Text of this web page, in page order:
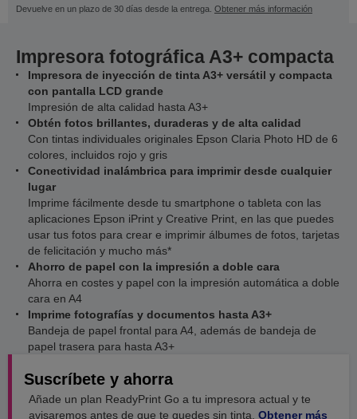
Devuelve en un plazo de 30 días desde la entrega. Obtener más información
Impresora fotográfica A3+ compacta
Impresora de inyección de tinta A3+ versátil y compacta
con pantalla LCD grande
Impresión de alta calidad hasta A3+
Obtén fotos brillantes, duraderas y de alta calidad
Con tintas individuales originales Epson Claria Photo HD de 6
colores, incluidos rojo y gris
Conectividad inalámbrica para imprimir desde cualquier
lugar
Imprime fácilmente desde tu smartphone o tableta con las
aplicaciones Epson iPrint y Creative Print, en las que puedes
usar tus fotos para crear e imprimir álbumes de fotos, tarjetas
de felicitación y mucho más*
Ahorro de papel con la impresión a doble cara
Ahorra en costes y papel con la impresión automática a doble
cara en A4
Imprime fotografías y documentos hasta A3+
Bandeja de papel frontal para A4, además de bandeja de
papel trasera para hasta A3+
Suscríbete y ahorra
Añade un plan ReadyPrint Go a tu impresora actual y te
avisaremos antes de que te quedes sin tinta. Obtener más